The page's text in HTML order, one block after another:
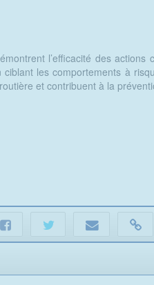
l’efficacité des actions
ciblant les comportements à
et contribuent à la